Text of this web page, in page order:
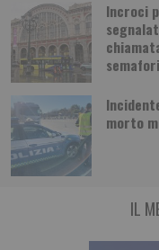
Incroci
morto
Abbazia di Novalesa,
Nell’anno del 1300°
Pietro e Andrea di Novalesa
IL